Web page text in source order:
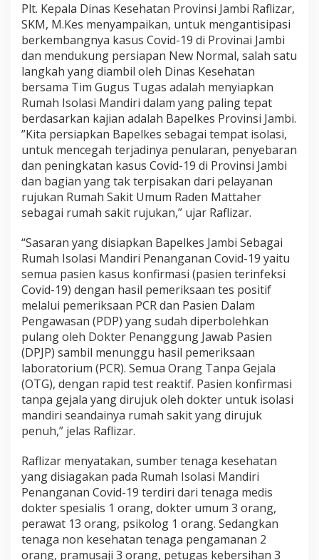
Plt. Kepala Dinas Kesehatan Provinsi Jambi Raflizar,
SKM, M.Kes menyampaikan, untuk mengantisipasi
berkembangnya kasus Covid-19 di Provinai Jambi
dan mendukung persiapan New Normal, salah satu
langkah yang diambil oleh Dinas Kesehatan
bersama Tim Gugus Tugas adalah menyiapkan
Rumah Isolasi Mandiri dalam yang paling tepat
berdasarkan kajian adalah Bapelkes Provinsi Jambi.
”Kita persiapkan Bapelkes sebagai tempat isolasi,
untuk mencegah terjadinya penularan, penyebaran
dan peningkatan kasus Covid-19 di Provinsi Jambi
dan bagian yang tak terpisakan dari pelayanan
rujukan Rumah Sakit Umum Raden Mattaher
sebagai rumah sakit rujukan,” ujar Raflizar.
“Sasaran yang disiapkan Bapelkes Jambi Sebagai
Rumah Isolasi Mandiri Penanganan Covid-19 yaitu
semua pasien kasus konfirmasi (pasien terinfeksi
Covid-19) dengan hasil pemeriksaan tes positif
melalui pemeriksaan PCR dan Pasien Dalam
Pengawasan (PDP) yang sudah diperbolehkan
pulang oleh Dokter Penanggung Jawab Pasien
(DPJP) sambil menunggu hasil pemeriksaan
laboratorium (PCR). Semua Orang Tanpa Gejala
(OTG), dengan rapid test reaktif. Pasien konfirmasi
tanpa gejala yang dirujuk oleh dokter untuk isolasi
mandiri seandainya rumah sakit yang dirujuk
penuh,” jelas Raflizar.
Raflizar menyatakan, sumber tenaga kesehatan
yang disiagakan pada Rumah Isolasi Mandiri
Penanganan Covid-19 terdiri dari tenaga medis
dokter spesialis 1 orang, dokter umum 3 orang,
perawat 13 orang, psikolog 1 orang. Sedangkan
tenaga non kesehatan tenaga pengamanan 2
orang, pramusaji 3 orang, petugas kebersihan 3